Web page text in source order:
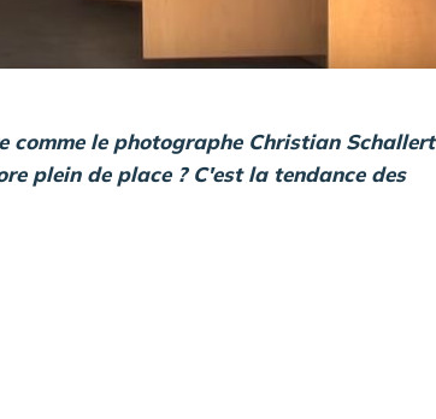
comme le photographe Christian Schallert
plein de place ? C'est la tendance des